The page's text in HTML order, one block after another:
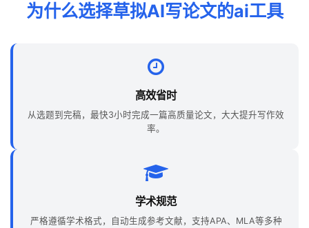
为什么选择草拟AI写论文的ai工具
高效省时
从选题到完稿，最快3小时完成一篇高质量论文，大大提升写作效
率。
学术规范
严格遵循学术格式，自动生成参考文献，支持APA、MLA等多种